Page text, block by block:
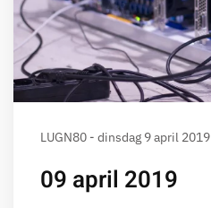
LUGN80 - dinsdag 9 april 2019
09 april 2019